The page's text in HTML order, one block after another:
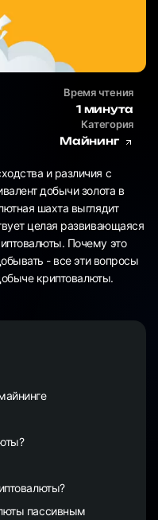
Время чтения
1 минута
Категория
Майнинг
и различия с
добычи золота в
шахта выглядит
целая развивающаяся
Почему это
- все эти вопросы
криптовалюты.
пассивным